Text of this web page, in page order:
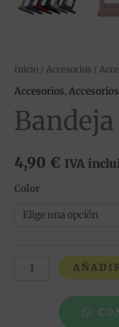
Inicio / Accesorios /
Accesorios,
4,90 € IVA
Color